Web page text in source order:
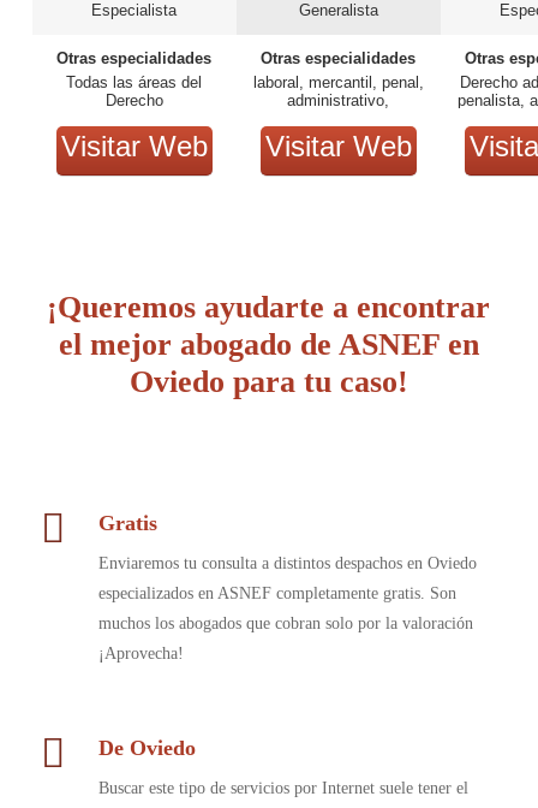
Especialista
Otras especialidades
Todas las áreas del
Derecho
Visitar Web
Generalista
Otras especialidades
laboral, mercantil, penal,
administrativo,
Visitar Web
Otras
Derecho
penalista,
¡Queremos ayudarte a encontrar
el mejor abogado de ASNEF en
Oviedo para tu caso!
Gratis
Enviaremos tu consulta a distintos despachos en Oviedo
especializados en ASNEF completamente gratis. Son
muchos los abogados que cobran solo por la valoración
¡Aprovecha!
De Oviedo
Buscar este tipo de servicios por Internet suele tener el